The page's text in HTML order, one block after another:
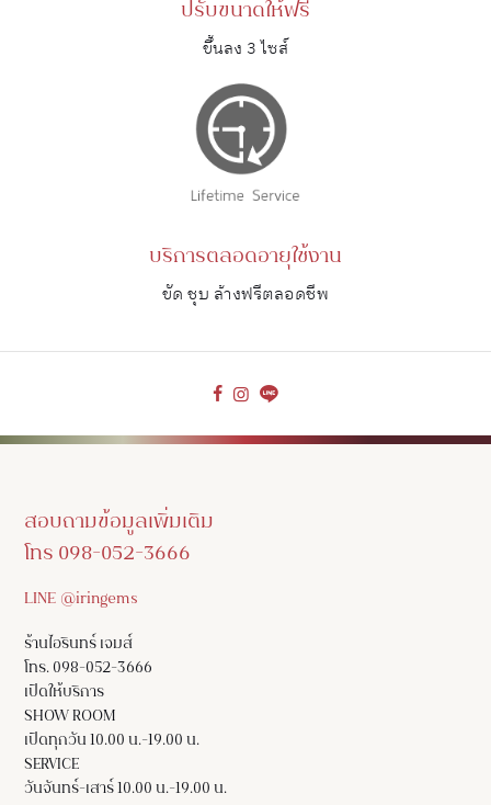
ปรับขนาดให้ฟรี
ขึ้นลง 3 ไซส์
บริการตลอดอายุใช้งาน
ขัด ชุบ ล้างฟรีตลอดชีพ
สอบถามข้อมูลเพิ่มเติม
โทร 098-052-3666
LINE @iringems
ร้านไอรินทร์ เจมส์
โทร. 098-052-3666
เปิดให้บริการ
SHOW ROOM
เปิดทุกวัน 10.00 น.-19.00 น.
SERVICE
วันจันทร์-เสาร์ 10.00 น.-19.00 น.